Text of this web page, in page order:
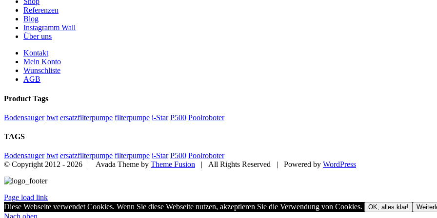
Referenzen
Blog
Instagramm Wall
Über uns
Kontakt
Mein Konto
Wunschliste
AGB
Product Tags
Bodensauger bwt ersatzfilterpumpe filterpumpe i-Star P500 Poolroboter
TAGS
Bodensauger bwt ersatzfilterpumpe filterpumpe i-Star P500 Poolroboter
© Copyright 2012 - 2026 | Avada Theme by Theme Fusion | All Rights Reserved | Powered by WordPress
Page load link
Diese Webseite verwendet Cookies. Wenn Sie diese Webseite nutzen, akzeptieren Sie die Verwendung von Cookies.
OK, alles klar!